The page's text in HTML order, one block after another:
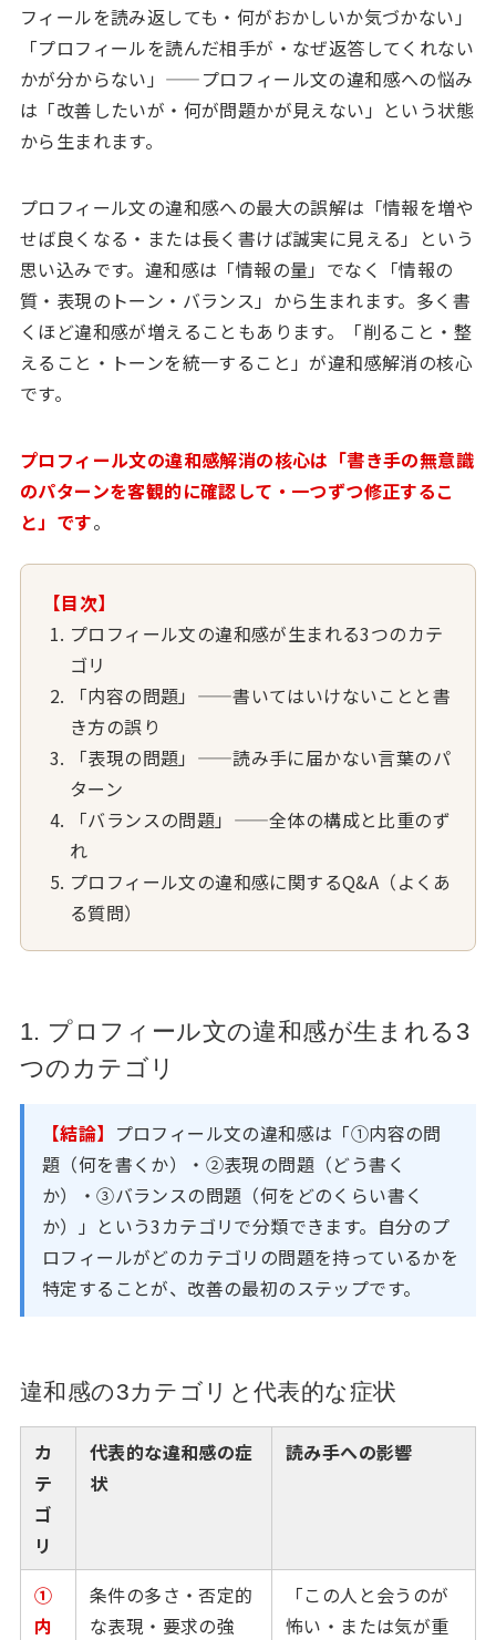
フィールを読み返しても・何がおかしいか気づかない」
「プロフィールを読んだ相手が・なぜ返答してくれない
かが分からない」——プロフィール文の違和感への悩み
は「改善したいが・何が問題かが見えない」という状態
から生まれます。
プロフィール文の違和感への最大の誤解は「情報を増や
せば良くなる・または長く書けば誠実に見える」という
思い込みです。違和感は「情報の量」でなく「情報の
質・表現のトーン・バランス」から生まれます。多く書
くほど違和感が増えることもあります。「削ること・整
えること・トーンを統一すること」が違和感解消の核心
です。
プロフィール文の違和感解消の核心は「書き手の無意識
のパターンを客観的に確認して・一つずつ修正するこ
と」です。
【目次】
プロフィール文の違和感が生まれる3つのカテ
ゴリ
「内容の問題」——書いてはいけないことと書
き方の誤り
「表現の問題」——読み手に届かない言葉のパ
ターン
「バランスの問題」——全体の構成と比重のず
れ
プロフィール文の違和感に関するQ&A（よくあ
る質問）
1. プロフィール文の違和感が生まれる3
つのカテゴリ
【結論】 プロフィール文の違和感は「①内容の問
題（何を書くか）・②表現の問題（どう書く
か）・③バランスの問題（何をどのくらい書く
か）」という3カテゴリで分類できます。自分のプ
ロフィールがどのカテゴリの問題を持っているかを
特定することが、改善の最初のステップです。
違和感の3カテゴリと代表的な症状
カ
テ
ゴ
リ
代表的な違和感の症
状
読み手への影響
①
内
条件の多さ・否定的
な表現・要求の強
「この人と会うのが
怖い・または気が重